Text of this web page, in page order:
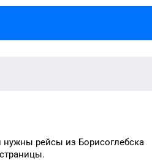
нужны рейсы из Борисоглебска